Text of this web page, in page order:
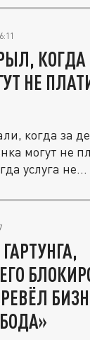
КОГДА
НЕ
когда за
могут не
услуга не...